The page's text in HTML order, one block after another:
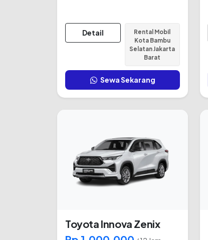
Detail
Rental Mobil
Kota Bambu
Selatan Jakarta
Barat
Sewa Sekarang
Toyota Innova Zenix